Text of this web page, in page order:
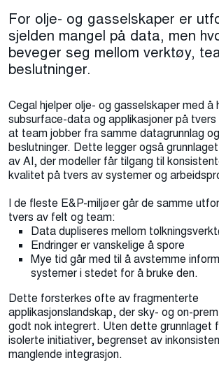
For olje- og gasselskaper er
sjelden mangel på data, men
beveger seg mellom verktøy,
beslutninger.
Cegal hjelper olje- og gasselskaper med å
subsurface-data og applikasjoner på
at team jobber fra samme datagrunnlag
beslutninger. Dette legger også
av AI, der modeller får tilgang til
kvalitet på tvers av systemer og
I de fleste E&P-miljøer går de samme
tvers av felt og team:
Data dupliseres mellom
Endringer er vanskelige å spore
Mye tid går med til å avstemme
systemer i stedet for å bruke den.
Dette forsterkes ofte av fragmenterte
applikasjonslandskap, der sky- og on-
godt nok integrert. Uten dette grunnlaget
isolerte initiativer, begrenset av
manglende integrasjon.